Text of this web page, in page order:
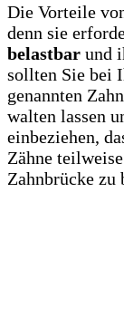
Die Vorteile
denn sie
belastbar und
sollten Sie bei
genannten
walten lassen
einbeziehen,
Zähne
Zahnbrücke zu